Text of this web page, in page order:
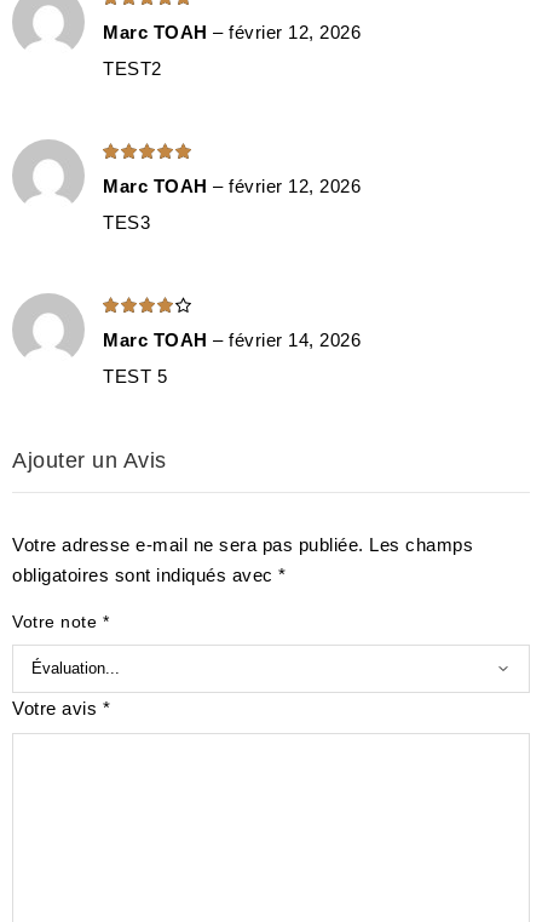
5sur 5
Marc TOAH – février 12, 2026
TEST2
5sur 5
Marc TOAH – février 12, 2026
TES3
4sur 5
Marc TOAH – février 14, 2026
TEST 5
Ajouter un Avis
Votre adresse e-mail ne sera pas publiée. Les champs
obligatoires sont indiqués avec *
Votre note *
Votre avis *